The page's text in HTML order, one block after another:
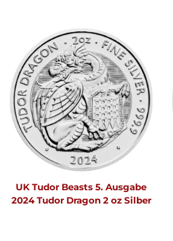
UK Tudor Beasts 5. Ausgabe
2024 Tudor Dragon 2 oz Silber